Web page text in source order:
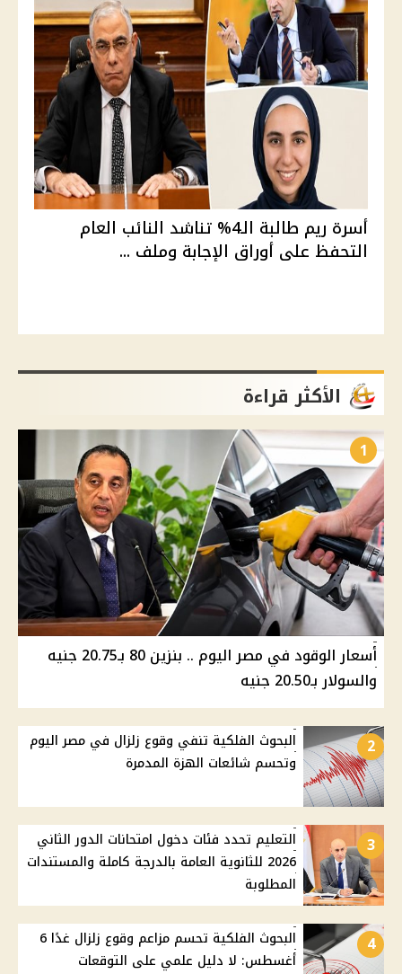
أسرة ريم طالبة الـ4% تناشد النائب العام
التحفظ على أوراق الإجابة وملف ...
الأكثر قراءة
1
أسعار الوقود في مصر اليوم .. بنزين 80 بـ20.75 جنيه
والسولار بـ20.50 جنيه
2
البحوث الفلكية تنفي وقوع زلزال في مصر اليوم
وتحسم شائعات الهزة المدمرة
3
التعليم تحدد فئات دخول امتحانات الدور الثاني
2026 للثانوية العامة بالدرجة كاملة والمستندات
المطلوبة
4
البحوث الفلكية تحسم مزاعم وقوع زلزال غدًا 6
أغسطس: لا دليل علمي على التوقعات